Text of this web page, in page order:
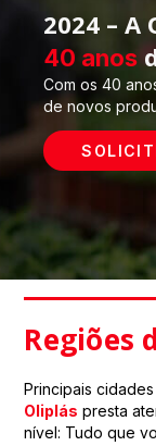
2024 –
40 anos
Com os 40
de novos
Regiões
Principais
Oliplás presta
nível: Tudo que